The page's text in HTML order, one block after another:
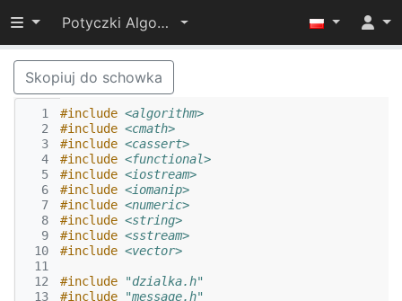
Przełącz widoczność menu
Potyczki Algorytmiczne 2017
Skopiuj do schowka
  1
  2
  3
  4
  5
  6
  7
  8
  9
10
11
12
13
#include <algorithm>
#include <cmath>
#include <cassert>
#include <functional>
#include <iostream>
#include <iomanip>
#include <numeric>
#include <string>
#include <sstream>
#include <vector>
#include
"dzialka.h"
#include
"message.h"